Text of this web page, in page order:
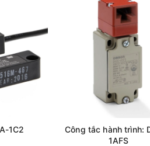
1C2
Công tắc hành trình:
1AFS